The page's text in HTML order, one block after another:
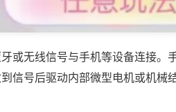
或无线信号与手机等设备连接。
信号后驱动内部微型电机或机械